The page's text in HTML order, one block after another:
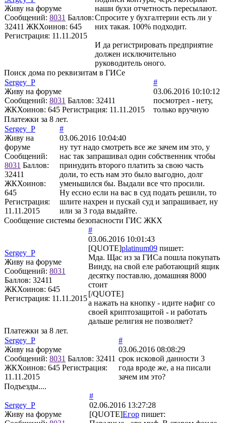
Живу на форуме
Сообщений: 8031 Баллов:
32411 ЖКХоинов: 645
Регистрация: 11.11.2015
наши бухи отчетность пересылают.
Спросите у бухгалтерии есть ли у
них такая. 100% подходит.
И да регистрировать предприятие
должен исключительно
руководитель оного.
Поиск дома по реквизитам в ГИСе
Sergey_P
Живу на форуме
Сообщений: 8031 Баллов: 32411
ЖКХоинов: 645 Регистрация: 11.11.2015
#
03.06.2016 10:10:12
посмотрел - нету,
только вручную
Платежки за 8 лет.
Sergey_P
Живу на
форуме
Сообщений:
8031 Баллов:
32411
ЖКХоинов:
645
Регистрация:
11.11.2015
#
03.06.2016 10:04:40
ну тут надо смотреть все же зачем им это, у
нас так запрашивал один собственник чтобы
принудить второго платить за свою часть
доли, то есть нам это было выгодно, долг
уменьшился бы. Выдали все что просили.
Ну ессно если на вас в суд подать решили, то
шлите нахрен и пускай суд и запрашивает, ну
или за 3 года выдайте.
Сообщение системы безопасности ГИС ЖКХ
Sergey_P
Живу на форуме
Сообщений: 8031
Баллов: 32411
ЖКХоинов: 645
Регистрация: 11.11.2015
#
03.06.2016 10:01:43
[QUOTE]platinum09 пишет:
Мда. Щас из за ГИСа пошла покупать
Винду, на свой еле работающий ящик
десятку поставлю, домашняя 8000
стоит
[/QUOTE]
а нажать на кнопку - идите нафиг со
своей криптозащитой - и работать
дальше религия не позволяет?
Платежки за 8 лет.
Sergey_P
Живу на форуме
Сообщений: 8031 Баллов: 32411
ЖКХоинов: 645 Регистрация:
11.11.2015
#
03.06.2016 08:08:29
срок исковой данности 3
года вроде же, а на писали
зачем им это?
Подъезды....
Sergey_P
Живу на форуме
#
02.06.2016 13:27:28
[QUOTE]Егор пишет: